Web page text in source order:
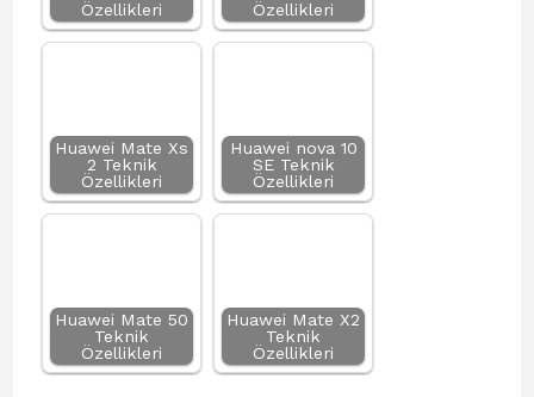
Özellikleri
Özellikleri
Huawei Mate Xs
2 Teknik
Özellikleri
Huawei nova 10
SE Teknik
Özellikleri
Huawei Mate 50
Teknik
Özellikleri
Huawei Mate X2
Teknik
Özellikleri